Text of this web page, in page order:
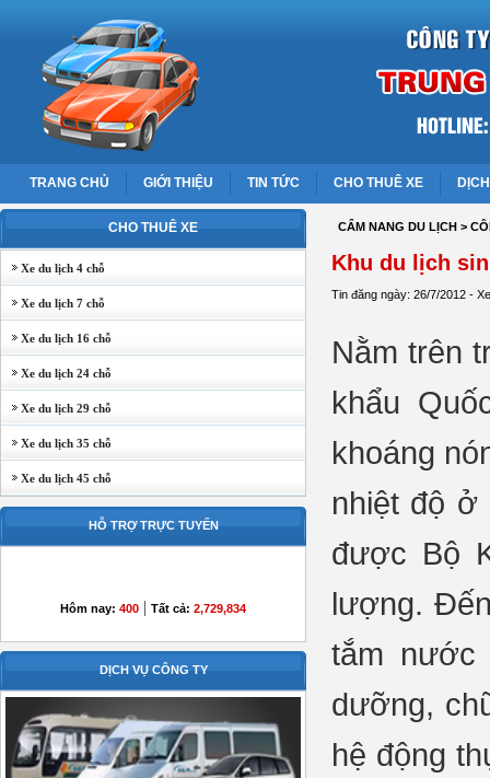
TRANG CHỦ GIỚI THIỆU TIN TỨC CHO THUÊ XE
CHO THUÊ XE
Xe du lịch 4 chỗ
Xe du lịch 7 chỗ
Xe du lịch 16 chỗ
Xe du lịch 24 chỗ
Xe du lịch 29 chỗ
Xe du lịch 35 chỗ
Xe du lịch 45 chỗ
HỖ TRỢ TRỰC TUYẾN
Hôm nay: 400 | Tất cả: 2,729,834
DỊCH VỤ CÔNG TY
CẨM NANG DU LỊCH >
Khu du lịch
Tin đăng ngày: 26/7/2012 -
Nằm trên
khẩu
khoáng
nhiệt độ ở
được Bộ
lượng.
tắm nước
dưỡng,
hệ động